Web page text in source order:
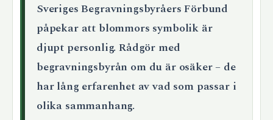
Sveriges Begravningsbyråers Förbund
påpekar att blommors symbolik är
djupt personlig. Rådgör med
begravningsbyrån om du är osäker – de
har lång erfarenhet av vad som passar i
olika sammanhang.